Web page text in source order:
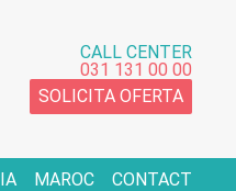
CALL CENTER
031 131 00 00
SOLICITA OFERTA
MAROC CONTACT